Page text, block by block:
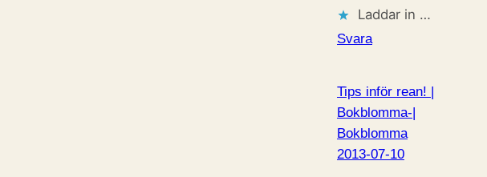
Laddar in …
Svara
Tips inför rean! |
Bokblomma-|
Bokblomma
2013-07-10